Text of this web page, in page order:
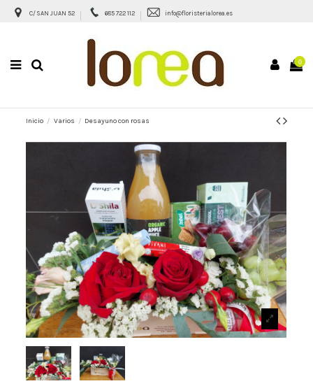
C/ SAN JUAN 52 685 722 112 info@floristerialorea.es
0
Inicio Varios Desayuno con rosas